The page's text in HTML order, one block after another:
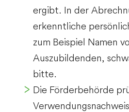
ergibt. In der
erkenntliche
zum Beispiel Namen
Auszubildenden,
bitte.
Die Förderbehörde